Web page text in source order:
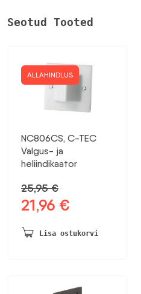
Seotud Tooted
ALLAHINDLUS
NC806CS, C-TEC
Valgus- ja
heliindikaator
25,95€
Algne
oli:
21,96 €
on:
Lisa ostukorvi